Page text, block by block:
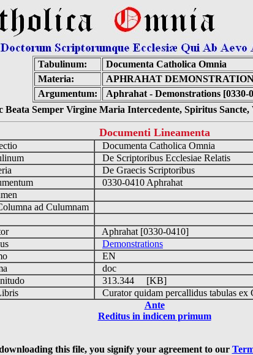
Tabulinum:
Documenta Catholica Omnia
Materia:
APHRAHAT
Argumentum:
Aphrahat - Demonstrations [0330-
Semper Virgine Maria Intercedente, Spiritus
Documenti Lineamenta
Documenta Catholica Omnia
De Scriptoribus Ecclesiae Relatis
De Graecis Scriptoribus
0330-0410 Aphrahat
ad Culumnam
Aphrahat [0330-0410]
Demonstrations
EN
doc
313.344 [KB]
Curator quidam percallidus tabulas
Ante
Reditus in indicem primum
this file, you signify your agreement to our